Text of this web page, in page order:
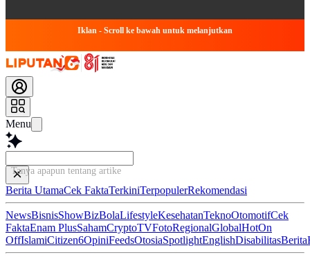
Iklan - Scroll ke bawah untuk melanjutkan
Menu
Tanya apapun tentang artikel ini...
Berita UtamaCek FaktaTerkiniTerpopulerRekomendasi
NewsBisnisShowBizBolaLifestyleKesehatanTeknoOtomotifCek
FaktaEnam PlusSahamCryptoTVFotoRegionalGlobalHotOn
OffIslamiCitizen6OpiniFeedsOtosiaSpotlightEnglishDisabilitasBerita